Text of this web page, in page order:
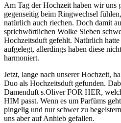
Am Tag der Hochzeit haben wir uns
gegenseitig beim Ringwechsel
natürlich auch riechen. Doch damit
sprichwörtlichen Wolke Sieben
Hochzeitsduft gefehlt. Natürlich
aufgelegt, allerdings haben diese
harmoniert.
Jetzt, lange nach unserer Hochzeit,
Duo als Hochzeitsduft gefunden.
Damenduft s.Oliver FOR HER,
HIM passt. Wenn es um Parfüms
pingelig und nur schwer zu
uns aber auf Anhieb gefallen.